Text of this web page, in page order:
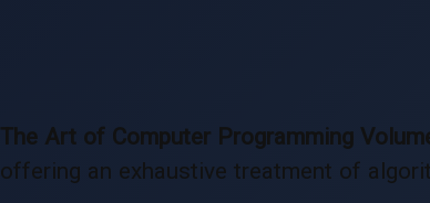
The Art of Computer Programming
offering an exhaustive treatment of